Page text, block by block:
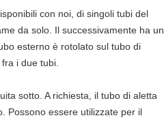
con noi, di singoli tubi del
da solo. Il successivamente ha un
esterno è rotolato sul tubo di
i due tubi.
sotto. A richiesta, il tubo di aletta
Possono essere utilizzate per il